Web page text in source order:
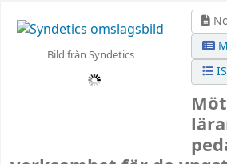
Bild från Syndetics